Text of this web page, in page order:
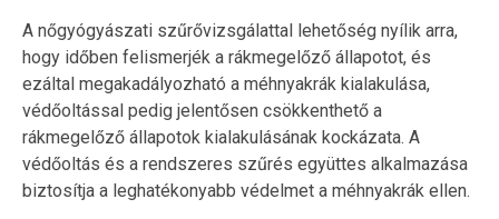
A nőgyógyászati szűrővizsgálattal lehetőség nyílik arra,
hogy időben felismerjék a rákmegelőző állapotot, és
ezáltal megakadályozható a méhnyakrák kialakulása,
védőoltással pedig jelentősen csökkenthető a
rákmegelőző állapotok kialakulásának kockázata. A
védőoltás és a rendszeres szűrés együttes alkalmazása
biztosítja a leghatékonyabb védelmet a méhnyakrák ellen.